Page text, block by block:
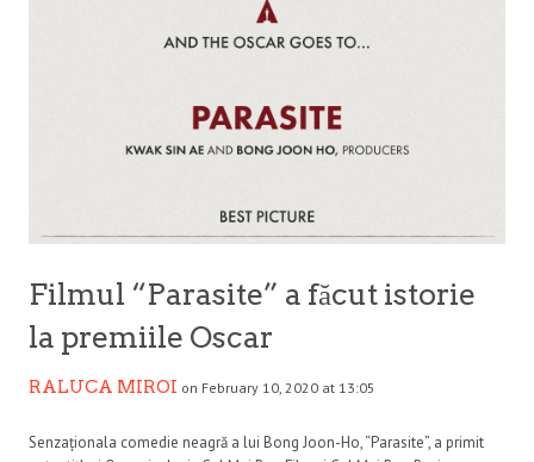
Filmul “Parasite” a făcut istorie
la premiile Oscar
RALUCA MIROI on February 10, 2020 at 13:05
Senzaționala comedie neagră a lui Bong Joon-Ho, “Parasite”, a primit